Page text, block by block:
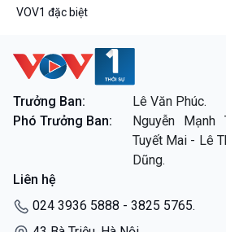
Các chương trình đặc biệt
VOV1 đặc biệt
Trưởng Ban:
Lê Văn Phúc.
Phó Trưởng Ban:
Nguyễn
Tuyết Mai - Lê
Dũng.
Liên hệ
024 3936 5888 - 3825 5765.